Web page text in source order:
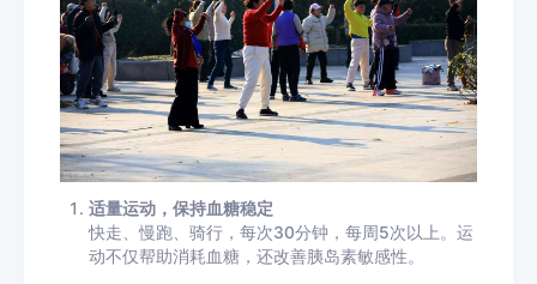
适量运动，保持血糖稳定
快走、慢跑、骑行，每次30分钟，每周5次以上。运
动不仅帮助消耗血糖，还改善胰岛素敏感性。